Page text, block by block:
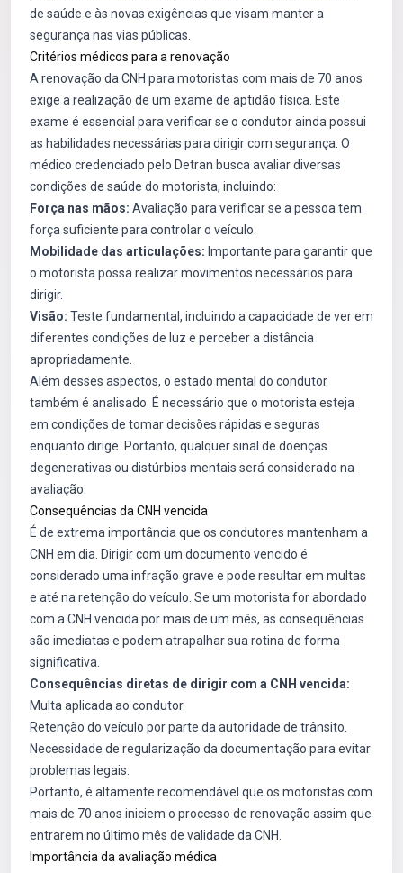
de saúde e às novas exigências que visam manter a
segurança nas vias públicas.
Critérios médicos para a renovação
A renovação da CNH para motoristas com mais de 70 anos
exige a realização de um exame de aptidão física. Este
exame é essencial para verificar se o condutor ainda possui
as habilidades necessárias para dirigir com segurança. O
médico credenciado pelo Detran busca avaliar diversas
condições de saúde do motorista, incluindo:
Força nas mãos: Avaliação para verificar se a pessoa tem
força suficiente para controlar o veículo.
Mobilidade das articulações: Importante para garantir que
o motorista possa realizar movimentos necessários para
dirigir.
Visão: Teste fundamental, incluindo a capacidade de ver em
diferentes condições de luz e perceber a distância
apropriadamente.
Além desses aspectos, o estado mental do condutor
também é analisado. É necessário que o motorista esteja
em condições de tomar decisões rápidas e seguras
enquanto dirige. Portanto, qualquer sinal de doenças
degenerativas ou distúrbios mentais será considerado na
avaliação.
Consequências da CNH vencida
É de extrema importância que os condutores mantenham a
CNH em dia. Dirigir com um documento vencido é
considerado uma infração grave e pode resultar em multas
e até na retenção do veículo. Se um motorista for abordado
com a CNH vencida por mais de um mês, as consequências
são imediatas e podem atrapalhar sua rotina de forma
significativa.
Consequências diretas de dirigir com a CNH vencida:
Multa aplicada ao condutor.
Retenção do veículo por parte da autoridade de trânsito.
Necessidade de regularização da documentação para evitar
problemas legais.
Portanto, é altamente recomendável que os motoristas com
mais de 70 anos iniciem o processo de renovação assim que
entrarem no último mês de validade da CNH.
Importância da avaliação médica